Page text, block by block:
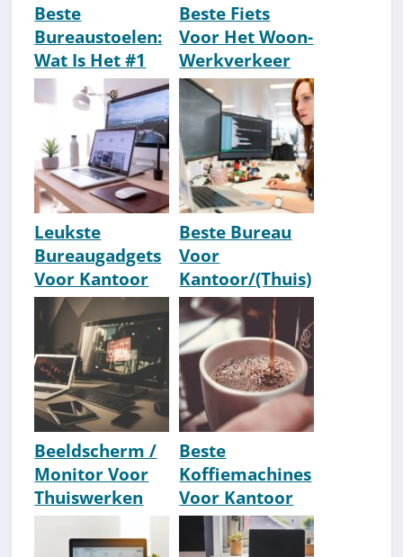
Beste
Bureaustoelen:
Wat Is Het #1
Merk?
[Ergonomisch]
Beste Fiets
Voor Het Woon-
Werkverkeer
[2026 Update]
Leukste
Bureaugadgets
Voor Kantoor
[2026 Update]
Beste Bureau
Voor
Kantoor/(Thuis)
werk [#1
Aanraders]
Beeldscherm /
Monitor Voor
Thuiswerken
[2026 Update]
Beste
Koffiemachines
Voor Kantoor
[Top 10] [2026
Getest]